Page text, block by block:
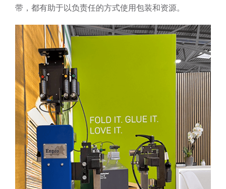
带，都有助于以负责任的方式使用包装和资源。